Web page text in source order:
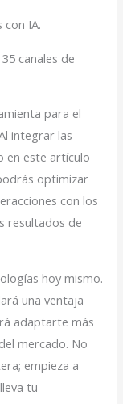
con IA.
canales de
para el
integrar las
en este artículo
optimizar
con los
resultados de
hoy mismo.
una ventaja
adaptarte más
mercado. No
empieza a
tu